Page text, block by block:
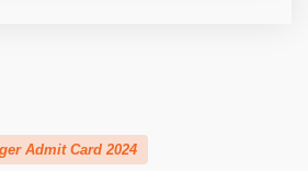
Admit Card 2024